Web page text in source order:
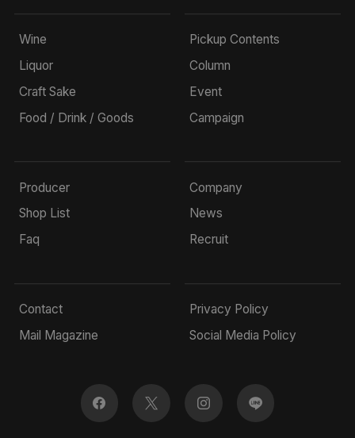
Wine
Liquor
Craft Sake
Food / Drink / Goods
Pickup Contents
Column
Event
Campaign
Producer
Shop List
Faq
Company
News
Recruit
Contact
Mail Magazine
Privacy Policy
Social Media Policy